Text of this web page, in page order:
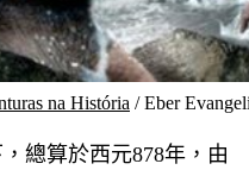
na História / Eber
總算於西元878年，由